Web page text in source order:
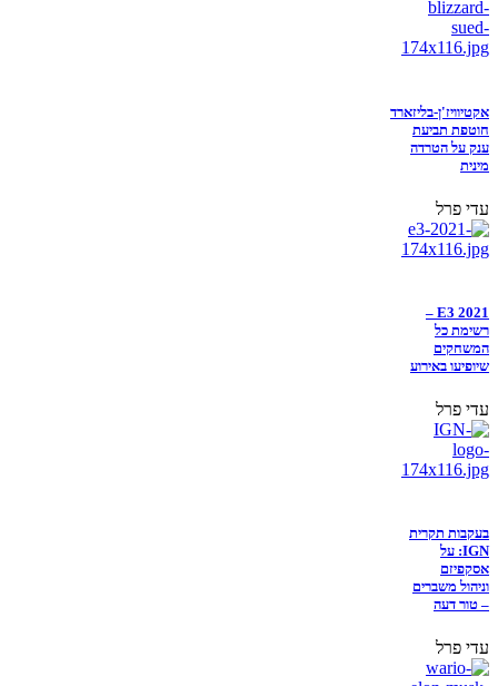
אקטיוויז'ן-בליזארד
חוטפת תביעת
ענק על הטרדה
מינית
עדי פרל
E3 2021 –
רשימת כל
המשחקים
שיופיעו באירוע
עדי פרל
בעקבות תקרית
IGN: על
אסקפיזם
וניהול משברים
– טור דעה
עדי פרל